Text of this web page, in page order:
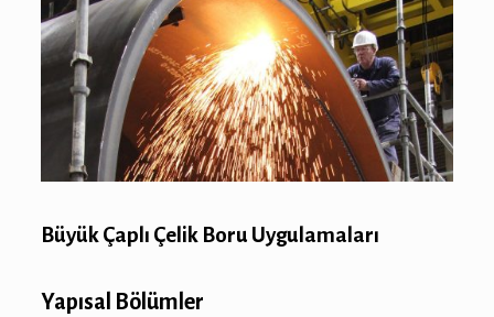
Büyük Çaplı Çelik Boru Uygulamaları
Yapısal Bölümler